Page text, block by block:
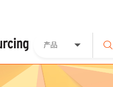
产品